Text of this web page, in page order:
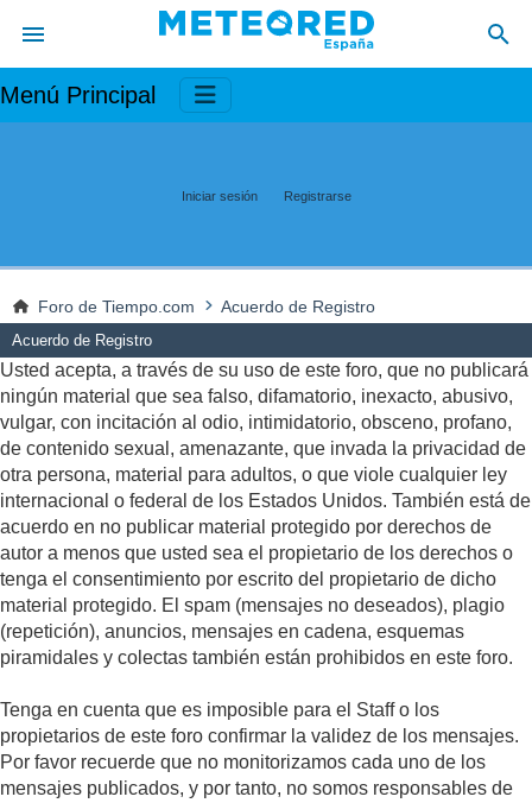
Menú Principal
Iniciar sesión Registrarse
Foro de Tiempo.com Acuerdo de Registro
Acuerdo de Registro
Usted acepta, a través de su uso de este foro, que no publicará
ningún material que sea falso, difamatorio, inexacto, abusivo,
vulgar, con incitación al odio, intimidatorio, obsceno, profano,
de contenido sexual, amenazante, que invada la privacidad de
otra persona, material para adultos, o que viole cualquier ley
internacional o federal de los Estados Unidos. También está de
acuerdo en no publicar material protegido por derechos de
autor a menos que usted sea el propietario de los derechos o
tenga el consentimiento por escrito del propietario de dicho
material protegido. El spam (mensajes no deseados), plagio
(repetición), anuncios, mensajes en cadena, esquemas
piramidales y colectas también están prohibidos en este foro.
Tenga en cuenta que es imposible para el Staff o los
propietarios de este foro confirmar la validez de los mensajes.
Por favor recuerde que no monitorizamos cada uno de los
mensajes publicados, y por tanto, no somos responsables de